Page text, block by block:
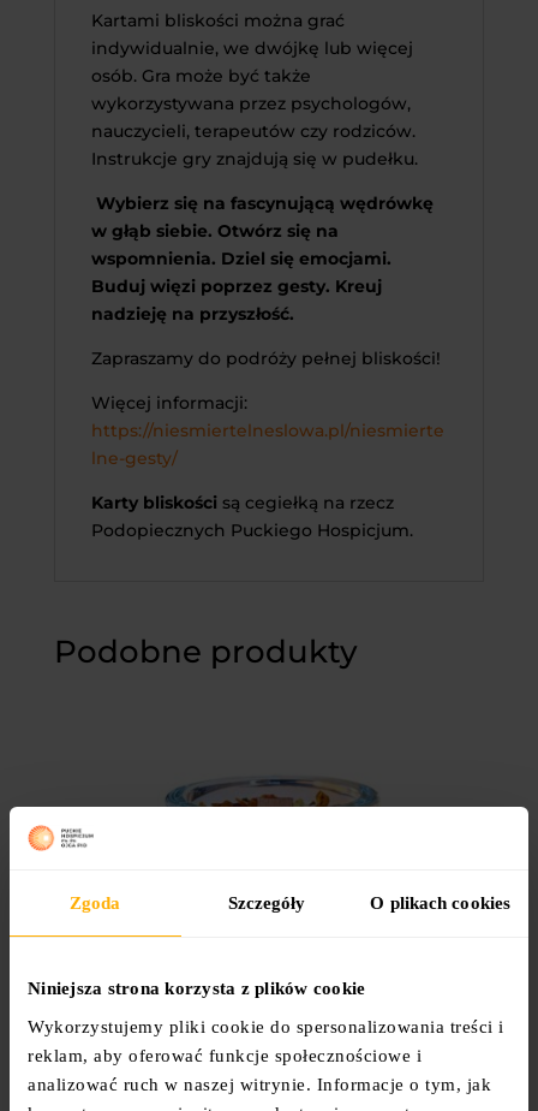
Zgoda Szczegóły O plikach cookies
Niniejsza strona korzysta z plików cookie
Wykorzystujemy pliki cookie do spersonalizowania treści i
reklam, aby oferować funkcje społecznościowe i
analizować ruch w naszej witrynie. Informacje o tym, jak
Kartami bliskości można grać
indywidualnie, we dwójkę lub więcej
osób. Gra może być także
wykorzystywana przez psychologów,
nauczycieli, terapeutów czy rodziców.
Instrukcje gry znajdują się w pudełku.
Wybierz się na fascynującą wędrówkę
w głąb siebie. Otwórz się na
wspomnienia. Dziel się emocjami.
Buduj więzi poprzez gesty. Kreuj
nadzieję na przyszłość.
Zapraszamy do podróży pełnej bliskości!
Więcej informacji:
https://niesmiertelneslowa.pl/niesmierte
lne-gesty/
Karty bliskości są cegiełką na rzecz
Podopiecznych Puckiego Hospicjum.
Podobne produkty